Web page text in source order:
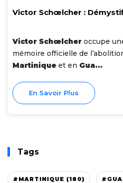
Victor Schœlcher :
Victor Schœlcher occupe
mémoire officielle de
Martinique et en Gua...
En Savoir Plus
Tags
#MARTINIQUE (180)